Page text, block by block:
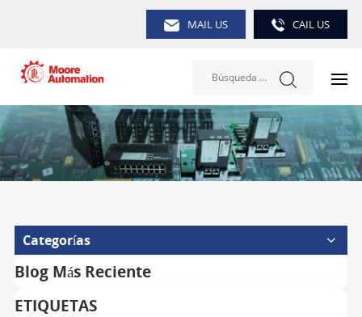
MAIL US CAIL US
Categorías
Blog Más Reciente
ETIQUETAS